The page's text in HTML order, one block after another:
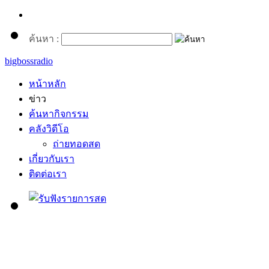
ค้นหา :
bigbossradio
หน้าหลัก
ข่าว
ค้นหากิจกรรม
คลังวิดีโอ
ถ่ายทอดสด
เกี่ยวกับเรา
ติดต่อเรา